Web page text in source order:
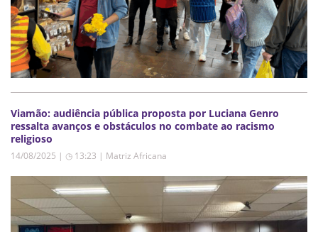
Viamão: audiência pública proposta por Luciana Genro
ressalta avanços e obstáculos no combate ao racismo
religioso
14/08/2025 | ◷ 13:23 | Matriz Africana